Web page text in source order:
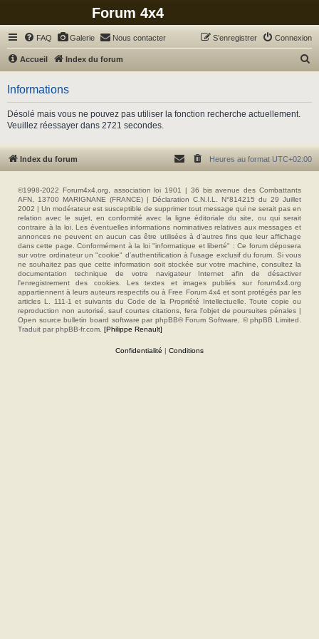
Forum 4x4
FAQ Galerie Nous contacter Connexion
S’enregistrer
Accueil Index du forum
c
Informations
Désolé mais vous ne pouvez pas utiliser la fonction recherche actuellement.
Veuillez réessayer dans 2721 secondes.
Index du forum Heures au format UTC+02:00
©1998-2022 Forum4x4.org, association loi 1901 | 36 bis avenue des Combattants
AFN, 13700 MARIGNANE (FRANCE) | Déclaration C.N.I.L. N°814215 du 29 Juillet
2002 | Un modérateur est susceptible de supprimer tout message qui ne serait pas en
relation avec le sujet, en conformité avec la ligne éditoriale du site, ou qui serait
contraire à la loi. Les éventuelles informations nominatives relatives aux messages et
annonces ne peuvent en aucun cas être utilisées à d'autres fins que leur affichage
dans cette page. Conformément à la loi "informatique et liberté" : Ce forum déposera
sur votre ordinateur un "cookie" d’authentification à l'usage exclusif du forum. Si vous
ne souhaitez pas que cette information soit stockée sur votre machine, consultez la
documentation technique de votre navigateur Internet afin de désactiver
l'enregistrement des cookies. Les textes et images publiés sur forum4x4.org
appartiennent à leurs auteurs respectifs ou à Free Forum 4x4 et sont protégés par les
articles L. 111-1 et suivants du Code de la Propriété Intellectuelle. Toute copie ou
reproduction non autorisé, sauf courtes citations, fera l'objet de poursuites pénales |
Open source bulletin board software par phpBB® Forum Software, © phpBB Limited.
Traduit par phpBB-fr.com. [Philippe Renault]
Confidentialité | Conditions